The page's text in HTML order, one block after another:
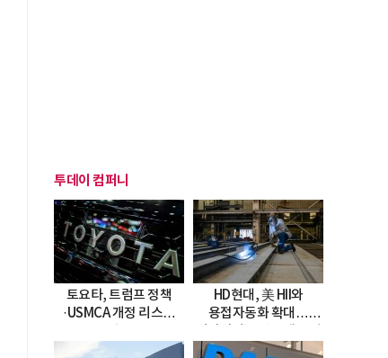
투데이 컴퍼니
토요타, 트럼프 정책
·USMCA 개정 리스크
HD현대, 美 HII와
용접자동화 확대…
도입